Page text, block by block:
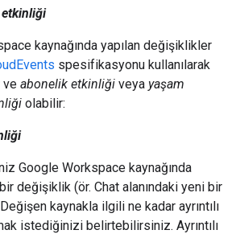
etkinliği
kaynağında yapılan değişiklikler
spesifikasyonu kullanılarak
ve abonelik etkinliği veya yaşam
olabilir:
Google Workspace kaynağında
değişiklik (ör. Chat alanındaki yeni bir
kaynakla ilgili ne kadar ayrıntılı
istediğinizi belirtebilirsiniz. Ayrıntılı